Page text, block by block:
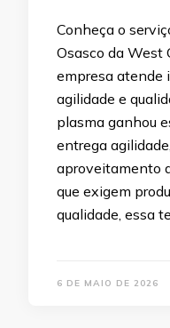
Conheça o
Osasco da West
empresa atende
agilidade e
plasma ganhou
entrega
aproveitamento
que exigem
qualidade, essa
6 DE MAIO DE 2026